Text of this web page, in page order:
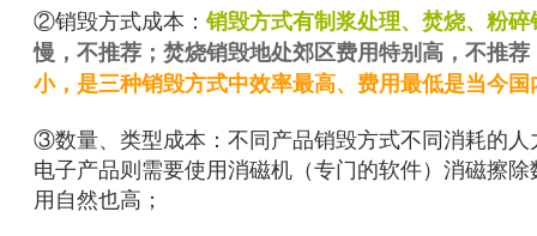
②销毁方式成本：销毁方式有制浆处理、焚烧、粉碎
慢，不推荐；焚烧销毁地处郊区费用特别高，不推荐
小，是三种销毁方式中效率最高、费用最低是当今
③数量、类型成本：不同产品销毁方式不同消耗的
电子产品则需要使用消磁机（专门的软件）消磁擦
用自然也高；